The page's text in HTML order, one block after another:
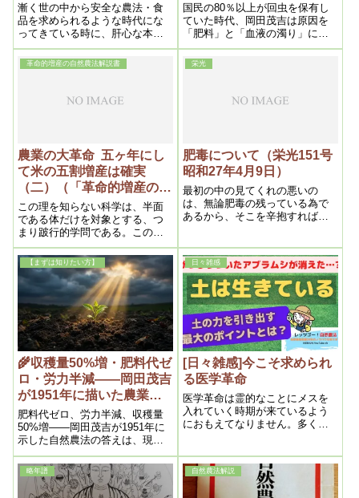
漸く世の中から安全な農法・食
品を求められるような時代にな
ってきている時に、肝心な本家
本元が、本物の農法ができてい
ないし、食品の質も落ちてきて
いるという、残念なことになっ
たなーと思っていました。
国民の80％以上が回虫を保有し
ていた時代、岡田茂吉は原因を
「肥料」と「血液の濁り」に見
ました。自然農法が示す、体と
土のつながりとは。
革命的増産の自然農法解説書
農業の大革命 五ヶ年にし
て米の五割増産は確実
（二）（「革命的増産の自
然農法解説書」昭和28年5
月5日）
この理を知らない科学は、半面
である体だけを対象とする、つ
まり跛行的学問である。この様
な不完全な科学と伝統的考え方
の為、肥料によって土を弱らし
て来たのである。この原理を私
は発見し、ここに自然栽培法が
生まれたのであるから、これこ
そ真の科学であり、世界的大発
見であろう。
栄光
肥毒について（栄光151号
昭和27年4月9日）
最初の中の見てくれの悪いの
は、無論肥毒の残っている為で
あるから、そこを辛抱すれば、
るとも劣らない姿になるが、之
こそ全く肥毒が解消した為で、
そうなって初めて五割以上の増
産は間違いないのである。
【まずは知りたい方】
🌾収穫量50%増・肥料代ゼ
ロ・労力半減――岡田茂吉
が1951年に描いた農業の
未来（トピックス）
肥料代ゼロ、労力半減、収穫量
50%増――岡田茂吉が1951年に
示した自然農法の答えは、現代
の食糧問題にも響きます。
日々雑感
[日々雑感]今こそ求められ
る医学革命
医学革命は霊的なことにメスを
入れていく時期が来ているよう
におもえてなりません。多くの
えを求めていらっしゃるような
きがしてならないのです。
略年譜 自然農法解説